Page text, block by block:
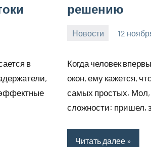
в
решению
Новости 12
Когда человек
окон, ему кажется,
самых простых. Мол,
сложности: пришел,
Читать далее